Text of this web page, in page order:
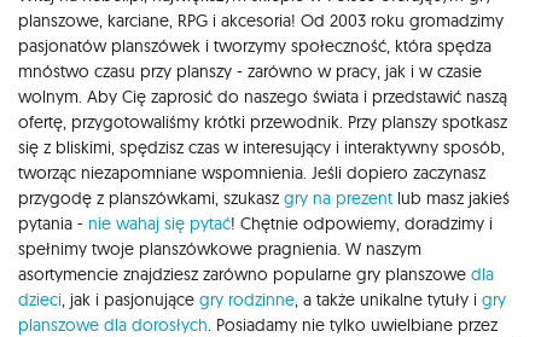
planszowe, karciane, RPG i akcesoria! Od 2003 roku gromadzimy
pasjonatów planszówek i tworzymy społeczność, która spędza
mnóstwo czasu przy planszy - zarówno w pracy, jak i w czasie
wolnym. Aby Cię zaprosić do naszego świata i przedstawić naszą
ofertę, przygotowaliśmy krótki przewodnik. Przy planszy spotkasz
się z bliskimi, spędzisz czas w interesujący i interaktywny sposób,
tworząc niezapomniane wspomnienia. Jeśli dopiero zaczynasz
przygodę z planszówkami, szukasz gry na prezent lub masz jakieś
pytania - nie wahaj się pytać! Chętnie odpowiemy, doradzimy i
spełnimy twoje planszówkowe pragnienia. W naszym
asortymencie znajdziesz zarówno popularne gry planszowe dla
dzieci , jak i pasjonujące gry rodzinne , a także unikalne tytuły i gry
planszowe dla dorosłych . Posiadamy nie tylko uwielbiane przez